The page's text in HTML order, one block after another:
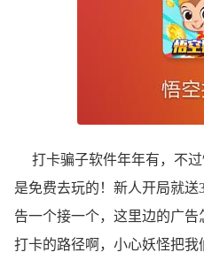
打卡骗子软件年年有，不过
是免费去玩的！新人开局就
告一个接一个，这里边的广告
打卡的路径啊，小心妖怪把我